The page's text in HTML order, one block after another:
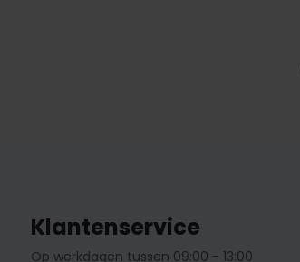
Klantenservice
Op werkdagen tussen 09:00 - 13:00